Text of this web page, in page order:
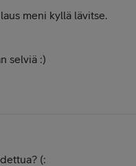
meni kyllä lävitse.
selviä :)
(: